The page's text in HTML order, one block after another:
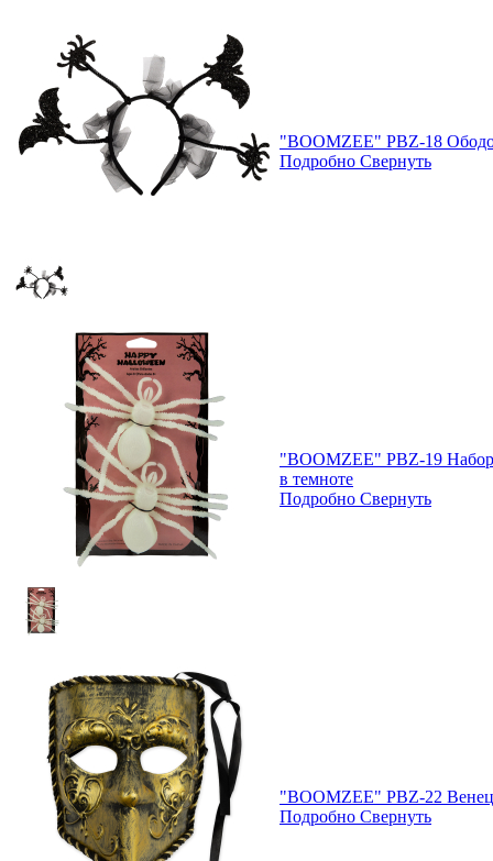
"BOOMZEE" PBZ-18
Подробно Свернуть
"BOOMZEE" PBZ-19 Набор
в темноте
Подробно Свернуть
"BOOMZEE" PBZ-22
Подробно Свернуть